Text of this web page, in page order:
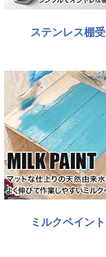
ステンレス棚受
ミルクペイント